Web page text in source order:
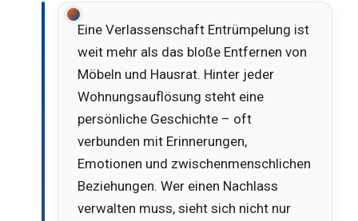
Eine Verlassenschaft Entrümpelung ist
weit mehr als das bloße Entfernen von
Möbeln und Hausrat. Hinter jeder
Wohnungsauflösung steht eine
persönliche Geschichte – oft
verbunden mit Erinnerungen,
Emotionen und zwischenmenschlichen
Beziehungen. Wer einen Nachlass
verwalten muss, sieht sich nicht nur